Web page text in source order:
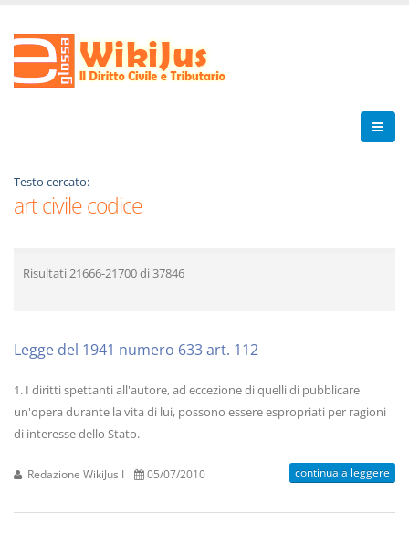
Testo cercato:
art civile codice
Risultati 21666-21700di 37846
Legge del 1941 numero 633 art. 112
1. I diritti spettanti all'autore, ad eccezione di quelli di pubblicare
un'opera durante la vita di lui, possono essere espropriati per ragioni
di interesse dello Stato.
Redazione WikiJus I 05/07/2010 continua a leggere